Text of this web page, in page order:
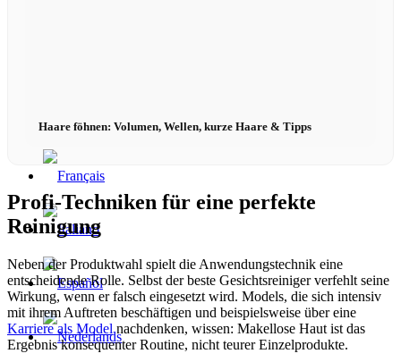
Haare föhnen: Volumen, Wellen, kurze Haare & Tipps
Profi-Techniken für eine perfekte
Reinigung
Neben der Produktwahl spielt die Anwendungstechnik eine
entscheidende Rolle. Selbst der beste Gesichtsreiniger verfehlt seine
Wirkung, wenn er falsch eingesetzt wird. Models, die sich intensiv
mit ihrem Auftreten beschäftigen und beispielsweise über eine
Karriere als Modelnachdenken, wissen: Makellose Haut ist das
Ergebnis konsequenter Routine, nicht teurer Einzelprodukte.